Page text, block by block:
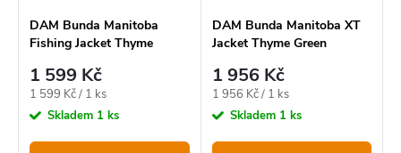
DAM Bunda Manitoba
Fishing Jacket Thyme
1 599 Kč
Měrná
cena:
1 599 Kč / 1 ks
Skladem 1 ks
DAM Bunda Manitoba XT
Jacket Thyme Green
1 956 Kč
Měrná
cena:
1 956 Kč / 1 ks
Skladem 1 ks